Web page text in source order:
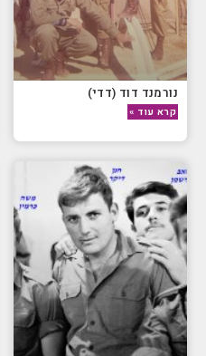
נורמנד דוד (דדי)
קרא עוד »